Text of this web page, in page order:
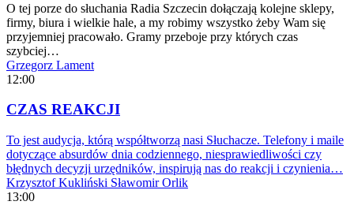
O tej porze do słuchania Radia Szczecin dołączają kolejne sklepy,
firmy, biura i wielkie hale, a my robimy wszystko żeby Wam się
przyjemniej pracowało. Gramy przeboje przy których czas
szybciej…
Grzegorz Lament
12:00
CZAS REAKCJI
To jest audycja, którą współtworzą nasi Słuchacze. Telefony i maile
dotyczące absurdów dnia codziennego, niesprawiedliwości czy
błędnych decyzji urzędników, inspirują nas do reakcji i czynienia…
Krzysztof Kukliński Sławomir Orlik
13:00